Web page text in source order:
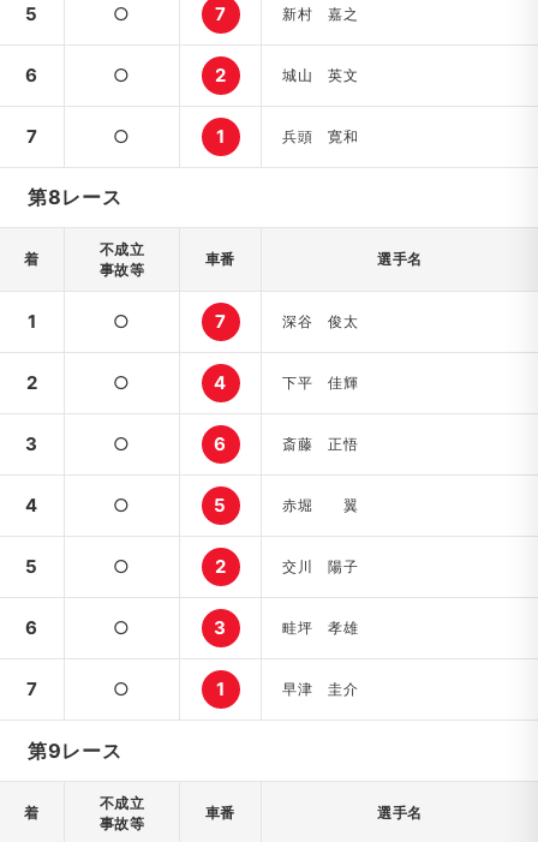
5 ○ 7 新村 嘉之
6 ○ 2 城山 英文
7 ○ 1 兵頭 寛和
第8レース
着
不成立
事故等
車番 選手名
1 ○ 7 深谷 俊太
2 ○ 4 下平 佳輝
3 ○ 6 斎藤 正悟
4 ○ 5 赤堀 翼
5 ○ 2 交川 陽子
6 ○ 3 畦坪 孝雄
7 ○ 1 早津 圭介
第9レース
着
不成立
事故等
車番 選手名